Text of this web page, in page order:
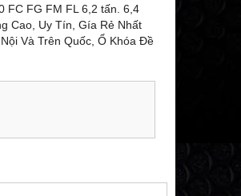
FC FG FM FL 6,2 tấn. 6,4
Cao, Uy Tín, Gía Rẻ Nhất
Và Trên Quốc, Ổ Khóa Đề